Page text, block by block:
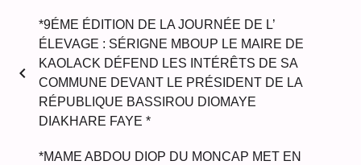
chevron_left
*9ÉME ÉDITION DE LA JOURNÉE DE L’
ÉLEVAGE : SÉRIGNE MBOUP LE MAIRE DE
KAOLACK DÉFEND LES INTÉRÊTS DE SA
COMMUNE DEVANT LE PRÉSIDENT DE LA
RÉPUBLIQUE BASSIROU DIOMAYE
DIAKHARE FAYE *
*MAME ABDOU DIOP DU MONCAP MET EN